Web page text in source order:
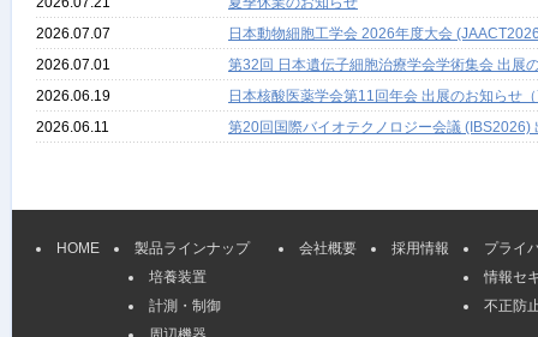
2026.07.07
日本動物細胞工学会 2026年度大会
2026.07.01
第32回 日本遺伝子細胞治療学会学術集会 出展
2026.06.19
日本核酸医薬学会第11回年会 出展のお知らせ
2026.06.11
第20回国際バイオテクノロジー会議
HOME
製品ラインナップ
培養装置
計測・制御
会社概要 採用情報
プライ
情報セ
不正防